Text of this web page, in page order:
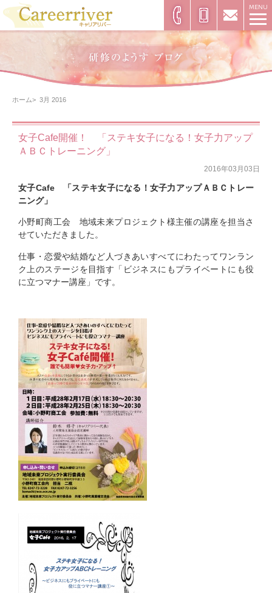
ホーム 3月 2016
女子Cafe開催！ 「ステキ女子になる！女子力アップ
ＡＢＣトレーニング」
2016年03月03日
女子Cafe 「ステキ女子になる！女子力アップＡＢＣトレー
ニング」
小野町商工会 地域未来プロジェクト様主催の講座を担当さ
せていただきました。
仕事・恋愛や結婚など人づきあいすべてにわたってワンラン
ク上のステージを目指す「ビジネスにもプライベートにも役
に立つマナー講座」です。